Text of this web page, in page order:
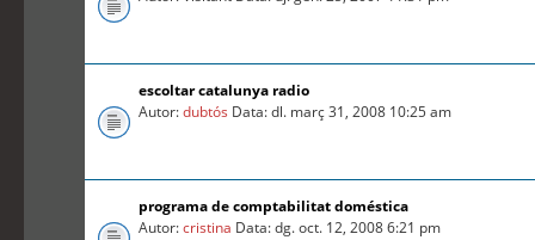
escoltar catalunya radio
Autor:dubtós Data: dl. març 31, 2008 10:25 am
programa de comptabilitat doméstica
Autor:cristina Data: dg. oct. 12, 2008 6:21 pm